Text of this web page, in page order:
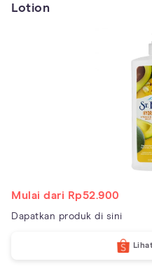
Lotion
Mulai dari Rp52.900
Dapatkan produk di sini